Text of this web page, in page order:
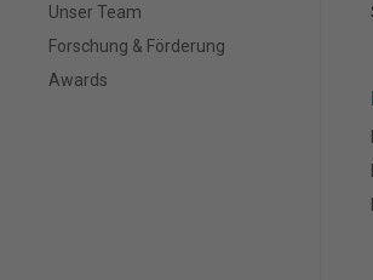
Unser Team
Forschung & Förderung
Awards